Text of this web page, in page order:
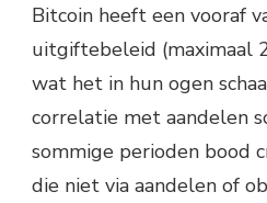
Bitcoin heeft een vooraf
uitgiftebeleid (maximaal
wat het in hun ogen
correlatie met aandelen
sommige perioden bood
die niet via aandelen of